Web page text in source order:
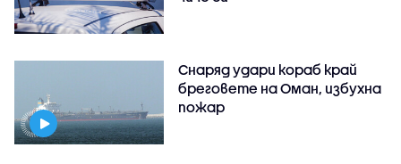
Снаряд удари кораб край
бреговете на Оман, избухна
пожар